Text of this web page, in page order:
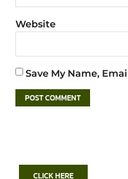
Website
Save My Name,
CLICK HERE